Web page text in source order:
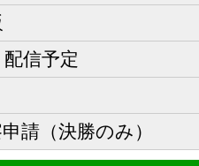
信予定
請（決勝のみ）